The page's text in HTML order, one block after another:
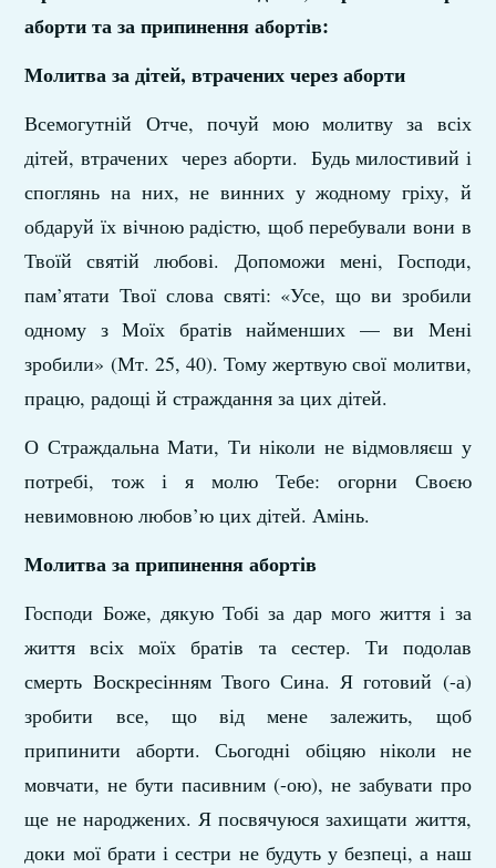
аборти та за припинення абортів:
Молитва за дітей, втрачених через аборти
Всемогутній Отче, почуй мою молитву за всіх
дітей, втрачених через аборти. Будь милостивий і
споглянь на них, не винних у жодному гріху, й
обдаруй їх вічною радістю, щоб перебували вони в
Твоїй святій любові. Допоможи мені, Господи,
пам’ятати Твої слова святі: «Усе, що ви зробили
одному з Моїх братів найменших — ви Мені
зробили» (Мт. 25, 40). Тому жертвую свої молитви,
працю, радощі й страждання за цих дітей.
О Страждальна Мати, Ти ніколи не відмовляєш у
потребі, тож і я молю Тебе: огорни Своєю
невимовною любов’ю цих дітей. Амінь.
Молитва за припинення абортів
Господи Боже, дякую Тобі за дар мого життя і за
життя всіх моїх братів та сестер. Ти подолав
смерть Воскресінням Твого Сина. Я готовий (-а)
зробити все, що від мене залежить, щоб
припинити аборти. Сьогодні обіцяю ніколи не
мовчати, не бути пасивним (-ою), не забувати про
ще не народжених. Я посвячуюся захищати життя,
доки мої брати і сестри не будуть у безпеці, а наш